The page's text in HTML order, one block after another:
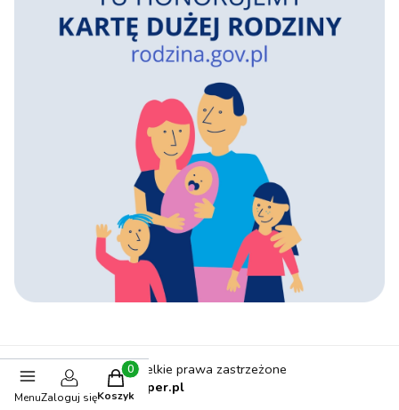
Ola4Kids © 2025 Wszelkie prawa zastrzeżone
Sklep internetowyShoper.pl
MenuZaloguj się
Produkty w koszyku: 0. Zobacz szczegóły
Koszyk